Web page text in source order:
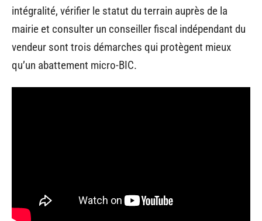
intégralité, vérifier le statut du terrain auprès de la
mairie et consulter un conseiller fiscal indépendant du
vendeur sont trois démarches qui protègent mieux
qu’un abattement micro-BIC.